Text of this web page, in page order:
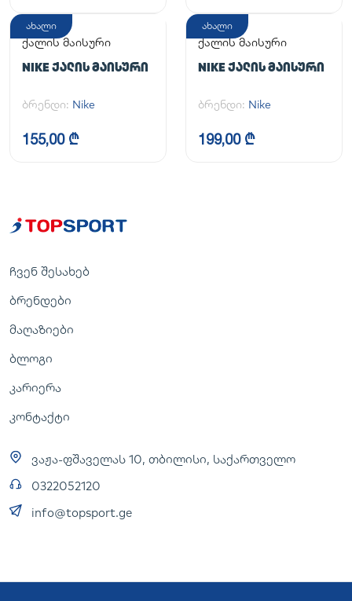
ახალი
ქალის მაისური
NIKE ᲥᲐᲚᲘᲡ ᲛᲐᲘᲡᲣᲠᲘ
ბრენდი: Nike
155,00 ₾
ახალი
ქალის მაისური
NIKE ᲥᲐᲚᲘᲡ ᲛᲐᲘᲡᲣᲠᲘ
ბრენდი: Nike
199,00 ₾
ჩვენ შესახებ
ბრენდები
მაღაზიები
ბლოგი
კარიერა
კონტაქტი
ვაჟა-ფშაველას 10, თბილისი, საქართველო
0322052120
info@topsport.ge